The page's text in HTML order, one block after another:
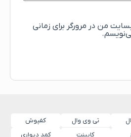
من در مرورگر برای زمانی
تی وی وال
کفپوش
کابینت کمد دیواری